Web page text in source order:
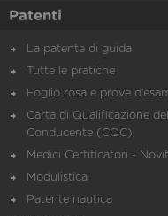
Patenti
La patente di guida
Tutte le pratiche
Foglio rosa e prove
Carta di Qualificazione del
Conducente (CQC)
Medici Certificatori -
Modulistica
Patente nautica